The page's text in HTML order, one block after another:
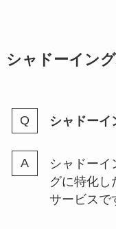
シャドーイン
シャドーイ
シャドーイ
グに特化し
サービスで